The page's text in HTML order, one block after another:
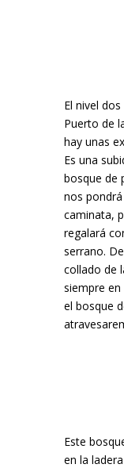
El nivel
Puerto de
hay unas
Es una
bosque de
nos
caminata,
regalará
serrano.
collado de
siempre
el bosque
Este
en la